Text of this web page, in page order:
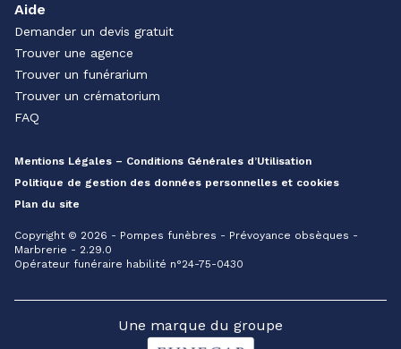
Aide
Demander un devis gratuit
Trouver une agence
Trouver un funérarium
Trouver un crématorium
FAQ
Mentions Légales – Conditions Générales d’Utilisation
Politique de gestion des données personnelles et cookies
Plan du site
Copyright © 2026 - Pompes funèbres - Prévoyance obsèques -
Marbrerie - 2.29.0
Opérateur funéraire habilité n°24-75-0430
Une marque du groupe